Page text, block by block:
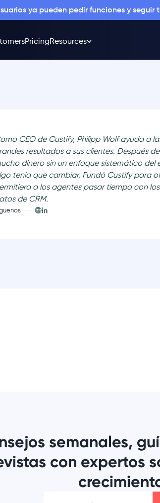
ya pueden pedir funciones y seguir
PricingResources
CEO de Custify, Philipp Wolf ayuda a
resultados a sus clientes. Después
dinero sin un enfoque sistemático del
tenía que cambiar. Fundó Custify para
a los agentes pasar tiempo con
de CRM.
semanales,
con expertos